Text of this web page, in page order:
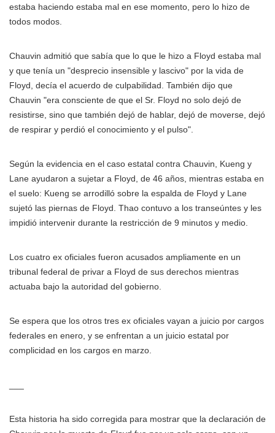
estaba haciendo estaba mal en ese momento, pero lo hizo de
todos modos.
Chauvin admitió que sabía que lo que le hizo a Floyd estaba mal
y que tenía un "desprecio insensible y lascivo" por la vida de
Floyd, decía el acuerdo de culpabilidad. También dijo que
Chauvin "era consciente de que el Sr. Floyd no solo dejó de
resistirse, sino que también dejó de hablar, dejó de moverse, dejó
de respirar y perdió el conocimiento y el pulso".
Según la evidencia en el caso estatal contra Chauvin, Kueng y
Lane ayudaron a sujetar a Floyd, de 46 años, mientras estaba en
el suelo: Kueng se arrodilló sobre la espalda de Floyd y Lane
sujetó las piernas de Floyd. Thao contuvo a los transeúntes y les
impidió intervenir durante la restricción de 9 minutos y medio.
Los cuatro ex oficiales fueron acusados ampliamente en un
tribunal federal de privar a Floyd de sus derechos mientras
actuaba bajo la autoridad del gobierno.
Se espera que los otros tres ex oficiales vayan a juicio por cargos
federales en enero, y se enfrentan a un juicio estatal por
complicidad en los cargos en marzo.
Esta historia ha sido corregida para mostrar que la declaración de